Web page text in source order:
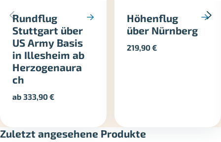
Rundflug
Stuttgart über
US Army Basis
in Illesheim ab
Herzogenaura
ch
ab333,90€
Höhenflug
über Nürnberg
219,90€
Zuletzt angesehene Produkte